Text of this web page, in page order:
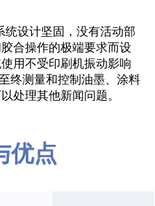
统设计坚固，没有活动部
合操作的极端要求而设
用不受印刷机振动影响
终测量和控制油墨、涂料
处理其他新闻问题。
优点